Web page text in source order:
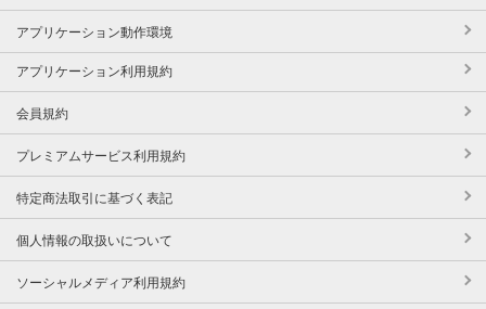
アプリケーション動作環境
アプリケーション利用規約
会員規約
プレミアムサービス利用規約
特定商法取引に基づく表記
個人情報の取扱いについて
ソーシャルメディア利用規約